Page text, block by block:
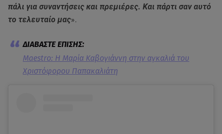
πάλι για συναντήσεις και πρεμιέρες. Και πάρτι σαν αυτό
το τελευταίο μας».
Maestro: Η Μαρία Καβογιάννη στην αγκαλιά του
Χριστόφορου Παπακαλιάτη